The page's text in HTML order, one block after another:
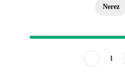
Nerez
1